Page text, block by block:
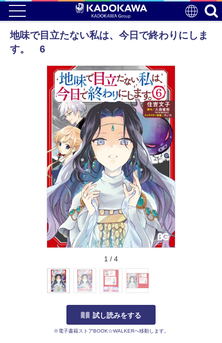
地味で目立たない私は、今日で終わりにしま
す。 6
1 / 4
試し読みをする
※電子書籍ストアBOOK☆WALKERへ移動します。